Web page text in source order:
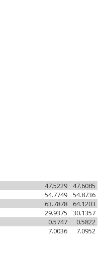
47.6085
47.5229
54.8736
54.7749
64.1203
63.7878
30.1357
29.9375
0.5822
0.5747
7.0952
7.0036